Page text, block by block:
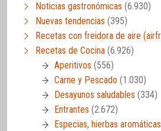
Noticias gastronómicas (6.930)
Nuevas tendencias (395)
Recetas con freidora de aire
Recetas de Cocina (6.926)
Aperitivos (556)
Carne y Pescado (1.030)
Desayunos saludables (334)
Entrantes (2.672)
Especias, hierbas aromáticas